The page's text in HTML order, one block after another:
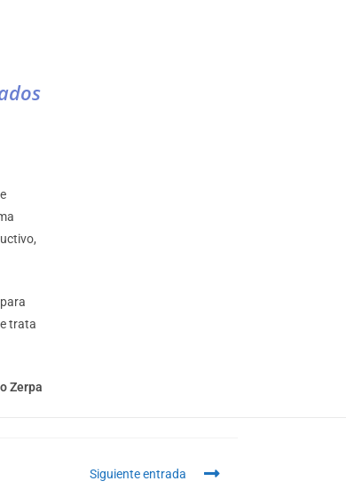
trata
Zerpa
Siguiente entrada